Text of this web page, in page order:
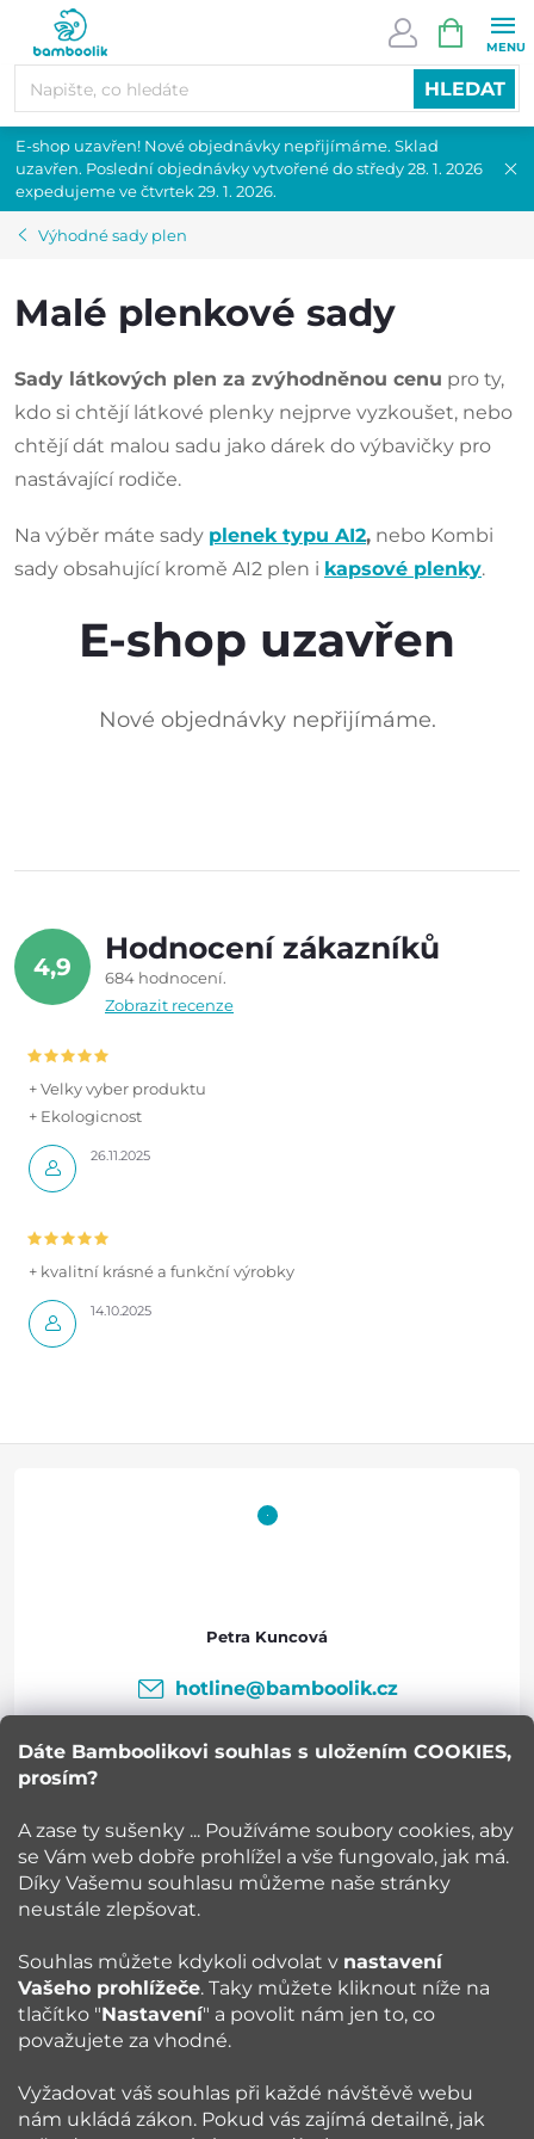
Dáte Bamboolikovi souhlas s uložením COOKIES,
prosím?
A zase ty sušenky ... Používáme soubory cookies, aby
se Vám web dobře prohlížel a vše fungovalo, jak má.
Díky Vašemu souhlasu můžeme naše stránky
neustále zlepšovat.
Souhlas můžete kdykoli odvolat v nastavení
Vašeho prohlížeče. Taky můžete kliknout níže na
tlačítko "Nastavení" a povolit nám jen to, co
považujete za vhodné.
Vyžadovat váš souhlas při každé návštěvě webu
nám ukládá zákon. Pokud vás zajímá detailně, jak
obsah
HLEDAT
KOŠÍK
E-shop uzavřen! Nové objednávky nepřijímáme. Sklad
uzavřen. Poslední objednávky vytvořené do středy 28. 1. 2026
expedujeme ve čtvrtek 29. 1. 2026.
Výhodné sady plen
Malé plenkové sady
Sady látkových plen za zvýhodněnou cenu pro ty,
kdo si chtějí látkové plenky nejprve vyzkoušet, nebo
chtějí dát malou sadu jako dárek do výbavičky pro
nastávající rodiče.
Na výběr máte sady plenek typu AI2, nebo Kombi
sady obsahující kromě AI2 plen i kapsové plenky.
E-shop uzavřen
Nové objednávky nepřijímáme.
4,9
Hodnocení zákazníků
684 hodnocení
Zobrazit recenze
26.11.2025
+ Velky vyber produktu
+ Ekologicnost
14.10.2025
+ kvalitní krásné a funkční výrobky
í
Bamboolik
Vše o nákupu
Blog
Petra Kuncová
hotline@bamboolik.cz